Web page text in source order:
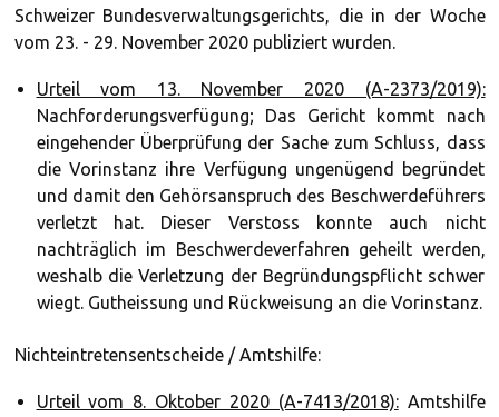
Schweizer Bundesverwaltungsgerichts, die in der Woche
vom 23. - 29. November 2020 publiziert wurden.
Urteil vom 13. November 2020 (A-2373/2019):
Nachforderungsverfügung; Das Gericht kommt nach
eingehender Überprüfung der Sache zum Schluss, dass
die Vorinstanz ihre Verfügung ungenügend begründet
und damit den Gehörsanspruch des Beschwerdeführers
verletzt hat. Dieser Verstoss konnte auch nicht
nachträglich im Beschwerdeverfahren geheilt werden,
weshalb die Verletzung der Begründungspflicht schwer
wiegt. Gutheissung und Rückweisung an die Vorinstanz.
Nichteintretensentscheide / Amtshilfe:
Urteil vom 8. Oktober 2020 (A-7413/2018):Amtshilfe